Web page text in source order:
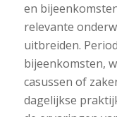
en
relevante
uitbreiden.
bijeenkomsten,
casussen of
dagelijkse